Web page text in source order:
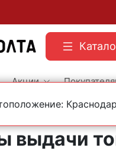
Акции
Чебоксары
выдачи